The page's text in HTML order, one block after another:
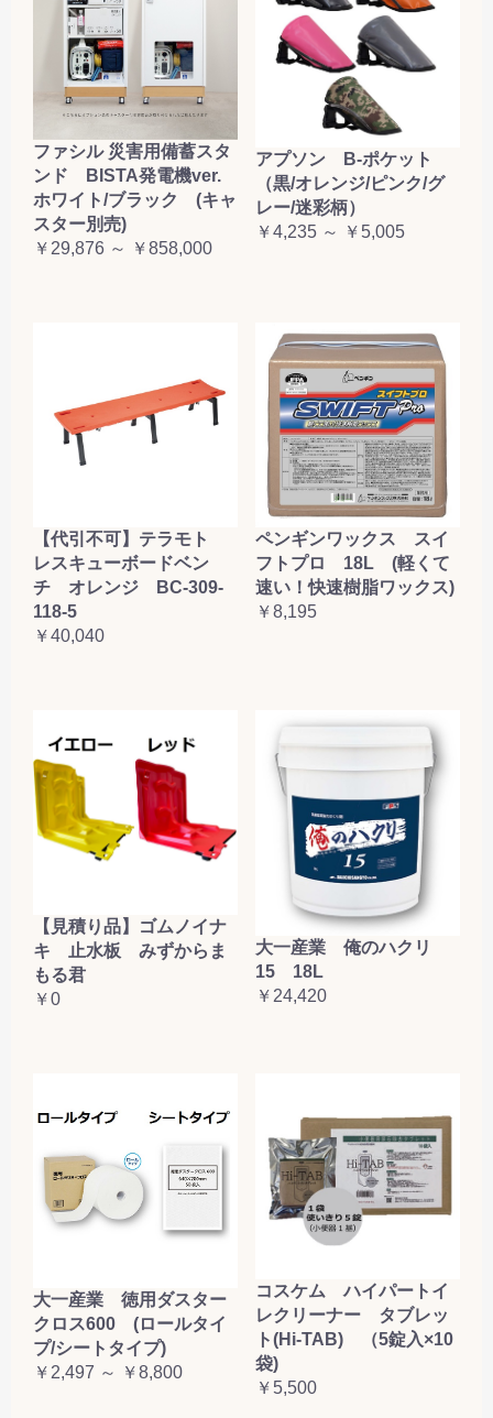
カートへ進む
ファシル 災害用備蓄スタ
ンド BISTA発電機ver.
ホワイト/ブラック (キャ
スター別売)
￥29,876 ～ ￥858,000
アプソン B-ポケット
（黒/オレンジ/ピンク/グ
レー/迷彩柄）
￥4,235 ～ ￥5,005
【代引不可】テラモト
レスキューボードベン
チ オレンジ BC-309-
118-5
￥40,040
ペンギンワックス スイ
フトプロ 18L (軽くて
速い！快速樹脂ワックス)
￥8,195
【見積り品】ゴムノイナ
キ 止水板 みずからま
もる君
￥0
大一産業 俺のハクリ
15 18L
￥24,420
大一産業 徳用ダスター
クロス600 (ロールタイ
プ/シートタイプ)
￥2,497 ～ ￥8,800
コスケム ハイパートイ
レクリーナー タブレッ
ト(Hi-TAB) （5錠入×10
袋)
￥5,500